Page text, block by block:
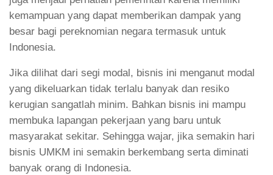
kemampuan yang dapat memberikan dampak yang
besar bagi pereknomian negara termasuk untuk
Indonesia.
Jika dilihat dari segi modal, bisnis ini menganut modal
yang dikeluarkan tidak terlalu banyak dan resiko
kerugian sangatlah minim. Bahkan bisnis ini mampu
membuka lapangan pekerjaan yang baru untuk
masyarakat sekitar. Sehingga wajar, jika semakin hari
bisnis UMKM ini semakin berkembang serta diminati
banyak orang di Indonesia.